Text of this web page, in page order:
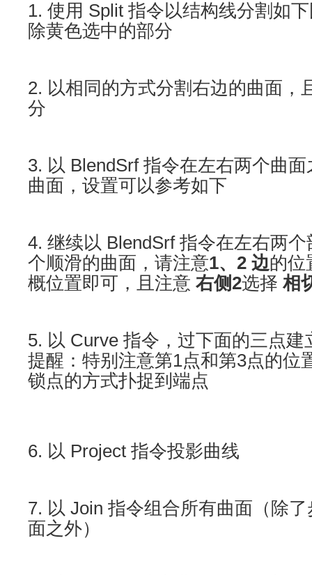
1. 使用 Split 指令以结构线分割如
除黄色选中的部分
2. 以相同的方式分割右边的曲面，
分
3. 以 BlendSrf 指令在左右两个曲
曲面，设置可以参考如下
4. 继续以 BlendSrf 指令在左右两
个顺滑的曲面，请注意1、2 边的位
概位置即可，且注意 右侧2选择 相
5. 以 Curve 指令，过下面的三点建
提醒：特别注意第1点和第3点的位
锁点的方式扑捉到端点
6. 以 Project 指令投影曲线
7. 以 Join 指令组合所有曲面（除
面之外）